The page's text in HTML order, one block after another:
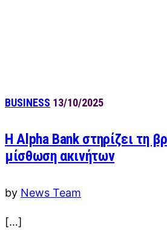
BUSINESS 13/10/2025
Η Alpha Bank στηρίζει τη
μίσθωση ακινήτων
by News Team
[…]